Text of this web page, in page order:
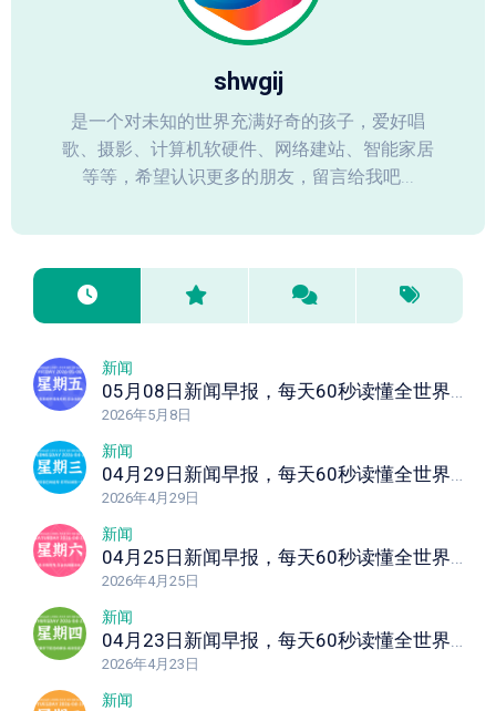
shwgij
是一个对未知的世界充满好奇的孩子，爱好唱
歌、摄影、计算机软硬件、网络建站、智能家居
等等，希望认识更多的朋友，留言给我吧...
新闻
05月08日新闻早报，每天60秒读懂全世界！
2026年5月8日
新闻
04月29日新闻早报，每天60秒读懂全世界！
2026年4月29日
新闻
04月25日新闻早报，每天60秒读懂全世界！
2026年4月25日
新闻
04月23日新闻早报，每天60秒读懂全世界！
2026年4月23日
新闻